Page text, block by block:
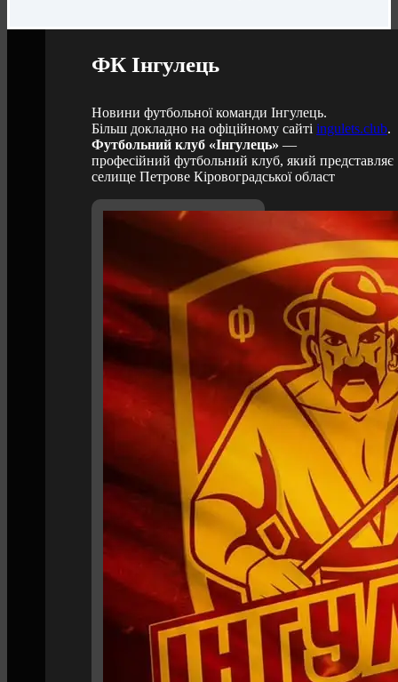
ФК Інгулець
Новини футбольної команди Інгулець.
Більш докладно на офіційному сайтіingulets.club.
Футбольний клуб «Інгулець» —
професійний футбольний клуб, який представляє
селище Петрове Кіровоградської област